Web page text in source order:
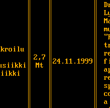
2,7
Mt
24.11.1999